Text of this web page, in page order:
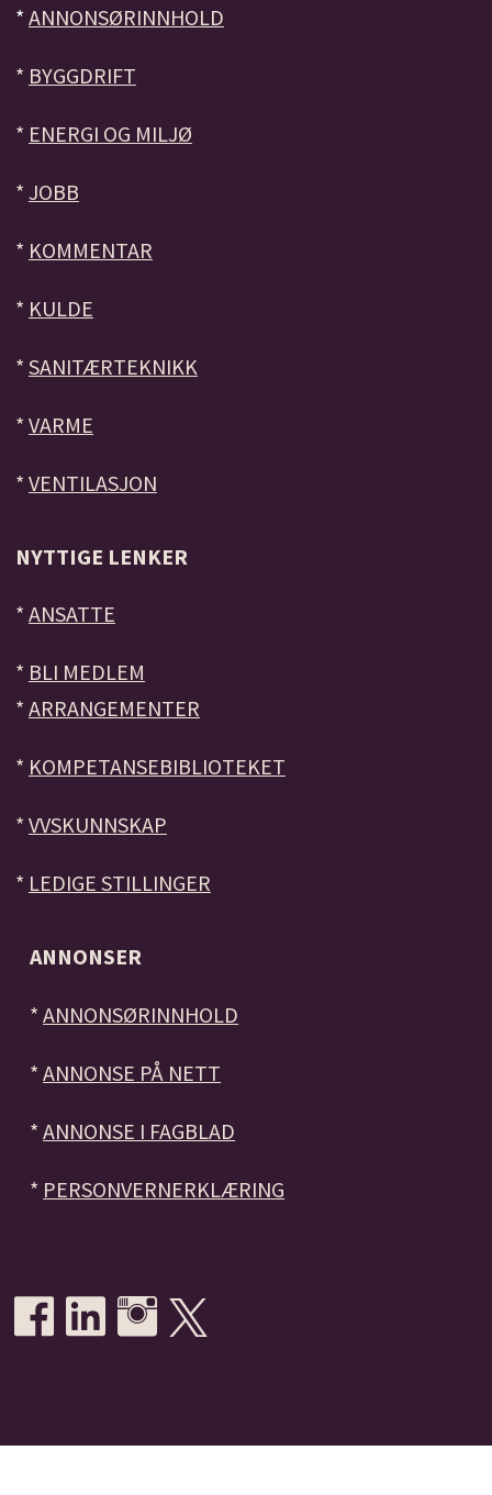
* ANNONSØRINNHOLD
* BYGGDRIFT
* ENERGI OG MILJØ
* JOBB
* KOMMENTAR
* KULDE
* SANITÆRTEKNIKK
* VARME
* VENTILASJON
NYTTIGE LENKER
* ANSATTE
* BLI MEDLEM
* ARRANGEMENTER
* KOMPETANSEBIBLIOTEKET
* VVSKUNNSKAP
* LEDIGE STILLINGER
ANNONSER
*ANNONSØRINNHOLD
*ANNONSE PÅ NETT
*ANNONSE I FAGBLAD
* PERSONVERNERKLÆRING